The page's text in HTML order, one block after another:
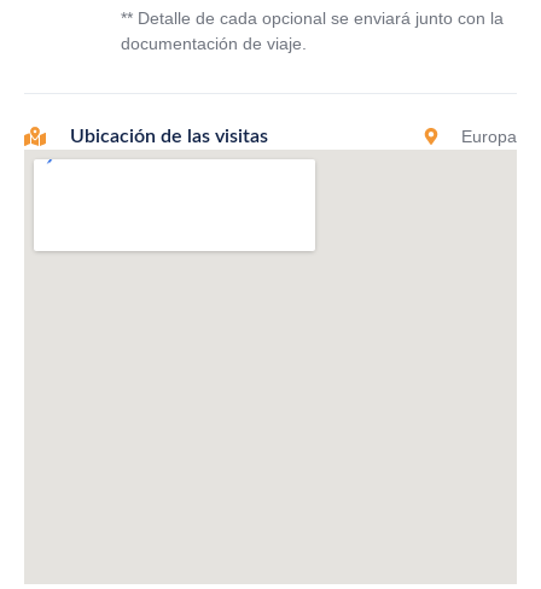
** Detalle de cada opcional se enviará junto con la
documentación de viaje.
Ubicación de las visitas Europa